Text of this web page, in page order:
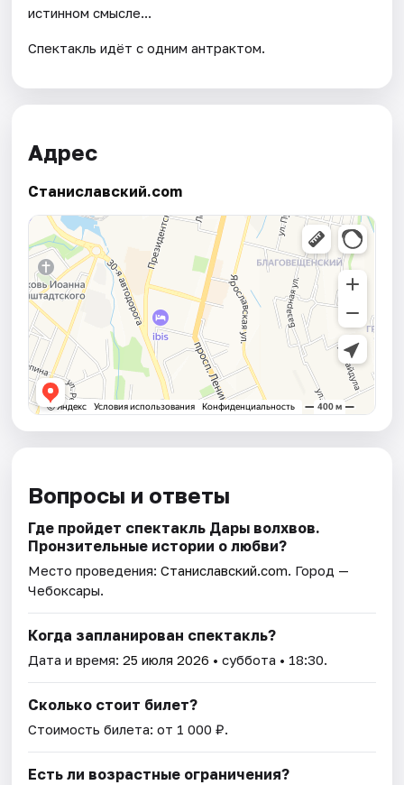
истинном смысле...
Спектакль идёт с одним антрактом.
Адрес
Станиславский.com
Вопросы и ответы
Где пройдет спектакль Дары волхвов.
Пронзительные истории о любви?
Место проведения:Станиславский.com. Город —
Чебоксары.
Когда запланирован спектакль?
Дата и время:25 июля 2026 • суббота • 18:30.
Сколько стоит билет?
Стоимость билета: от 1 000 ₽.
Есть ли возрастные ограничения?